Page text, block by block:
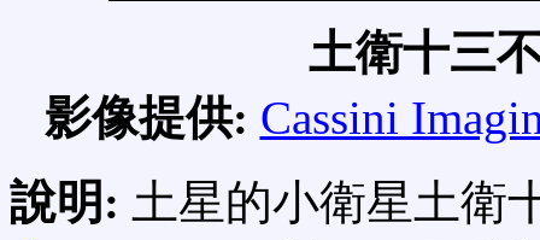
土衛十三
影像提供: Cassini
說明: 土星的小衛星土衛